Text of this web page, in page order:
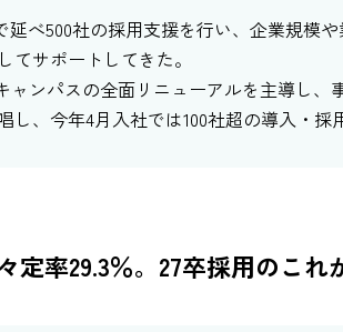
延べ500社の採用支援を行い、企業規模
てサポートしてきた。
ャンパスの全面リニューアルを主導し、
し、今年4月入社では100社超の導入・採
定率29.3％。27卒採用のこ